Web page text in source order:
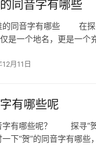
同音字有哪些
音字有哪些 在探寻中
仅是一个地名，更是一
月11日
有哪些呢
有哪些呢？ 探寻“贺”
下“贺”的同音字有哪